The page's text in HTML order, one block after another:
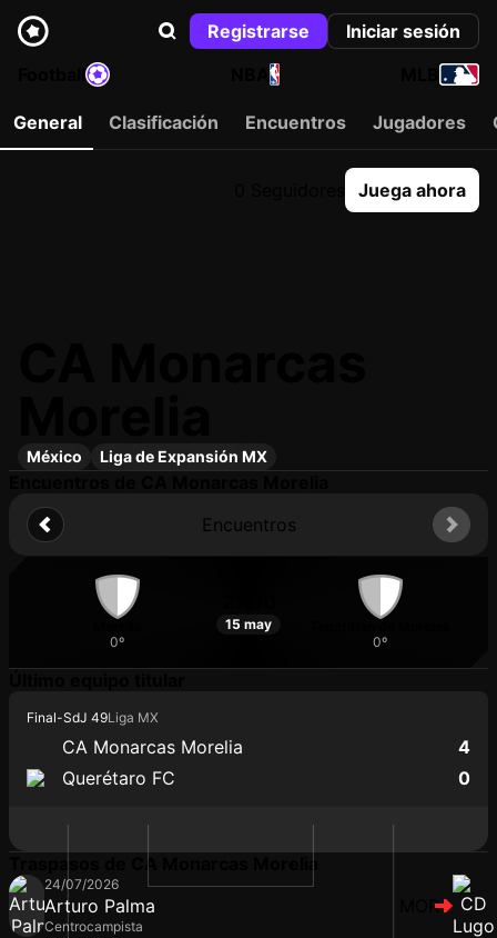
Registrarse
Iniciar sesión
NBA
General Clasificación Encuentros Jugadores
Juega ahora
México Liga de Expansión MX
Encuentros
0º
15 may
0º
Final-SdJ 49Liga MX
CA Monarcas Morelia
4
0
Querétaro FC
24/07/2026
Arturo Palma
Centrocampista
MOR